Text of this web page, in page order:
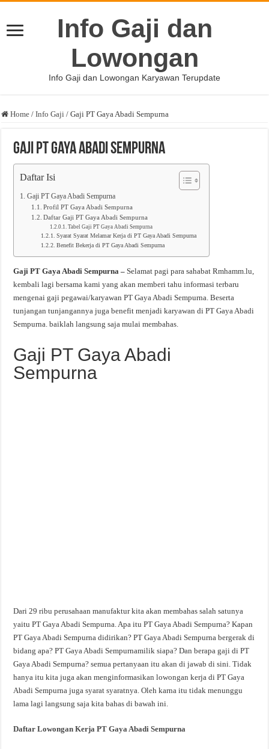
Info Gaji dan
Lowongan
Info Gaji dan Lowongan Karyawan Terupdate
Home / Info Gaji / Gaji PT Gaya Abadi Sempurna
Gaji PT Gaya Abadi Sempurna
Daftar Isi
Gaji PT Gaya Abadi Sempurna
Profil PT Gaya Abadi Sempurna
Daftar Gaji PT Gaya Abadi Sempurna
Tabel Gaji PT Gaya Abadi Sempurna
Syarat Syarat Melamar Kerja di PT Gaya Abadi Sempurna
Benefit Bekerja di PT Gaya Abadi Sempurna
Gaji PT Gaya Abadi Sempurna –Selamat pagi para sahabat Rmhamm.lu,
kembali lagi bersama kami yang akan memberi tahu informasi terbaru
mengenai gaji pegawai/karyawan PT Gaya Abadi Sempurna. Beserta
tunjangan tunjangannya juga benefit menjadi karyawan di PT Gaya Abadi
Sempurna. baiklah langsung saja mulai membahas.
Gaji PT Gaya Abadi
Sempurna
Dari 29 ribu perusahaan manufaktur kita akan membahas salah satunya
yaitu PT Gaya Abadi Sempurna. Apa itu PT Gaya Abadi Sempurna? Kapan
PT Gaya Abadi Sempurna didirikan? PT Gaya Abadi Sempurna bergerak di
bidang apa? PT Gaya Abadi Sempurnamilik siapa? Dan berapa gaji di PT
Gaya Abadi Sempurna? semua pertanyaan itu akan di jawab di sini. Tidak
hanya itu kita juga akan menginformasikan lowongan kerja di PT Gaya
Abadi Sempurna juga syarat syaratnya. Oleh karna itu tidak menunggu
lama lagi langsung saja kita bahas di bawah ini.
Daftar Lowongan Kerja PT Gaya Abadi Sempurna